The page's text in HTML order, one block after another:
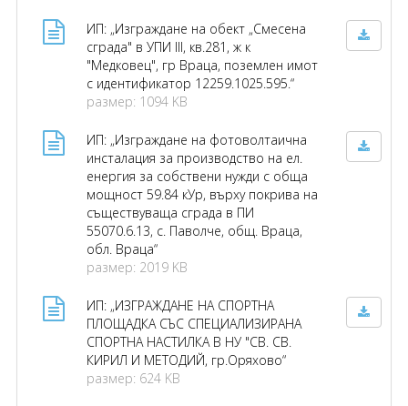
ИП: „Изграждане на обект „Смесена
сграда" в УПИ III, кв.281, ж к
"Медковец", гр Враца, поземлен имот
с идентификатор 12259.1025.595.“
размер: 1094 KB
ИП: „Изграждане на фотоволтаична
инсталация за производство на ел.
енергия за собствени нужди с обща
мощност 59.84 кУр, върху покрива на
съществуваща сграда в ПИ
55070.6.13, с. Паволче, общ. Враца,
обл. Враца“
размер: 2019 KB
ИП: „ИЗГРАЖДАНЕ НА СПОРТНА
ПЛОЩАДКА СЪС СПЕЦИАЛИЗИРАНА
СПОРТНА НАСТИЛКА В НУ "СВ. СВ.
КИРИЛ И МЕТОДИЙ, гр.Оряхово“
размер: 624 KB